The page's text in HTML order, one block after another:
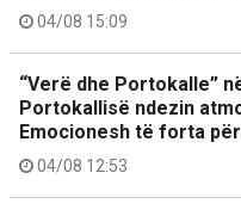
04/08 15:09
“Verë dhe Portokalle”
Portokallisë ndezin
Emocionesh të forta
04/08 12:53